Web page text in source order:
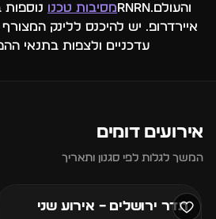
והעולם.rnrn
מסיבות טכנו
איירדרופ. יש להיכנס ללינק
עדכניים ולצפות בתנאי
אירועים דומים
המשך לגלות לפי סגנון ותאריך
אוגוסט
תדר ירושלים – אירוע שני